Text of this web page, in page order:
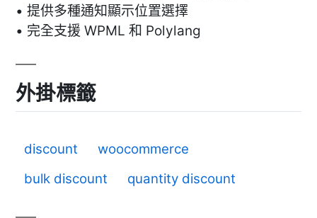
• 提供多種通知顯示位置選擇
• 完全支援 WPML 和 Polylang
外掛標籤
discount
woocommerce
bulk discount
quantity discount